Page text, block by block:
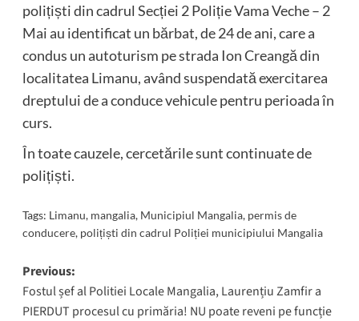
polițiști din cadrul Secției 2 Poliție Vama Veche – 2
Mai au identificat un bărbat, de 24 de ani, care a
condus un autoturism pe strada Ion Creangă din
localitatea Limanu, având suspendată exercitarea
dreptului de a conduce vehicule pentru perioada în
curs.
În toate cauzele, cercetările sunt continuate de
polițiști.
Tags: Limanu, mangalia, Municipiul Mangalia, permis de
conducere, polițiști din cadrul Poliției municipiului Mangalia
Post
navigation
Previous:
Fostul șef al Politiei Locale Mangalia, Laurențiu Zamfir a
PIERDUT procesul cu primăria! NU poate reveni pe funcție